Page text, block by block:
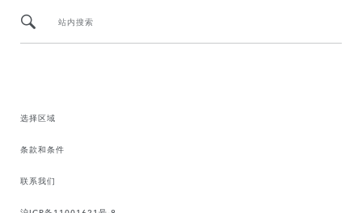
站内搜索
选择区域
条款和条件
联系我们